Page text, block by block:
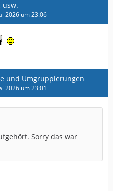
usw.
2026 um 23:06
und Umgruppierungen
2026 um 23:01
Sorry das war